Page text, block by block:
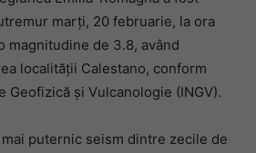
marți, 20 februarie, la ora
magnitudine de 3.8, având
localității Calestano, conform
Geofizică și Vulcanologie (INGV).
puternic seism dintre zecile de